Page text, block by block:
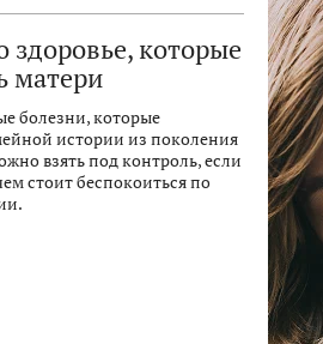
здоровье, которые
матери
болезни, которые
истории из поколения
взять под контроль, если
стоит беспокоиться по